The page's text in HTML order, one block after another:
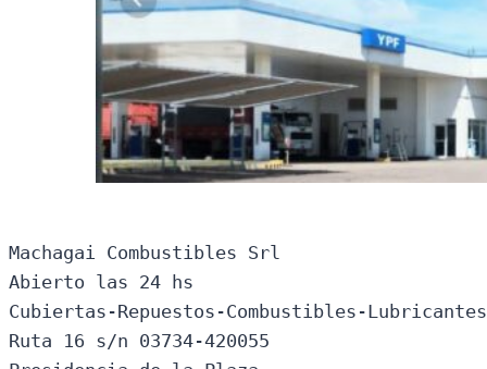
Machagai Combustibles Srl
Abierto las 24 hs
Cubiertas-Repuestos-Combustibles-
Ruta 16 s/n 03734-420055